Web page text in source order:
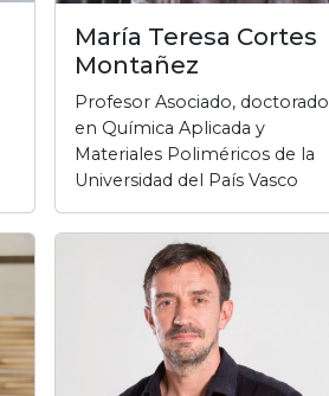
María Teresa Cortes
Montañez
Profesor Asociado, doctorado
en Química Aplicada y
Materiales Poliméricos de la
Universidad del País Vasco